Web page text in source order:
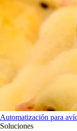
Automatización para
Soluciones